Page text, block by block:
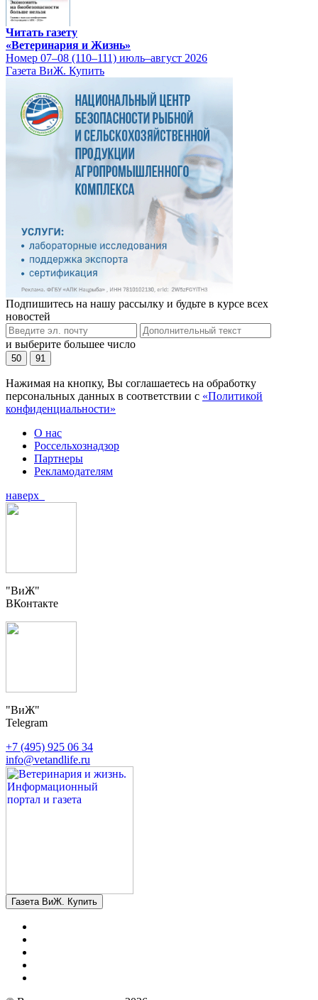
Читать газету
«Ветеринария и Жизнь»
Номер 07–08 (110–111) июль–август 2026
Газета ВиЖ. Купить
Подпишитесь на нашу рассылку и будьте в курсе всех
новостей
и выберите большее число
50 91
Нажимая на кнопку, Вы соглашаетесь на обработку
персональных данных в соответствии с «Политикой
конфиденциальности»
О нас
Россельхознадзор
Партнеры
Рекламодателям
наверх
"ВиЖ"
ВКонтакте
"ВиЖ"
Telegram
+7 (495) 925 06 34
info@vetandlife.ru
Газета ВиЖ. Купить